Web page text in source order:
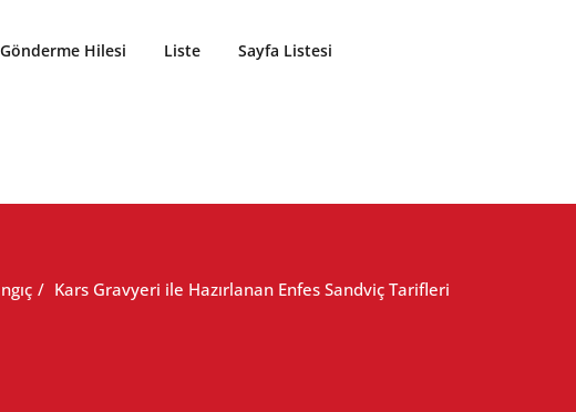
Hilesi Liste Sayfa Listesi
Kars Gravyeri ile Hazırlanan Enfes Sandviç Tarifleri